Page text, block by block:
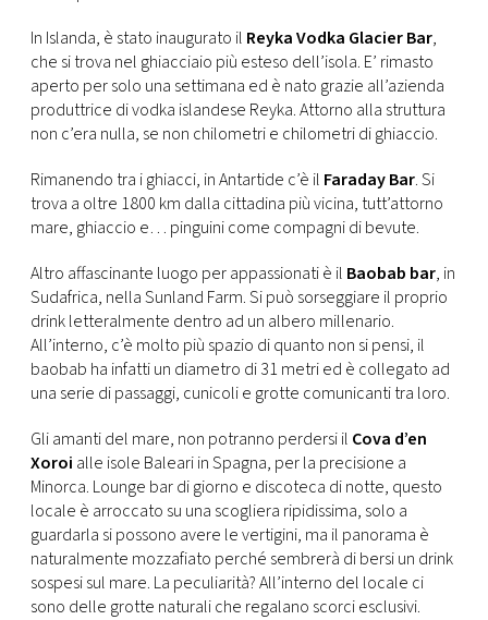
CONSIGLIA
In Islanda, è stato inaugurato il Reyka Vodka Glacier Bar,
che si trova nel ghiacciaio più esteso dell’isola. E’ rimasto
aperto per solo una settimana ed è nato grazie all’azienda
produttrice di vodka islandese Reyka. Attorno alla struttura
non c’era nulla, se non chilometri e chilometri di ghiaccio.
Rimanendo tra i ghiacci, in Antartide c’è il Faraday Bar. Si
trova a oltre 1800 km dalla cittadina più vicina, tutt’attorno
mare, ghiaccio e… pinguini come compagni di bevute.
Altro affascinante luogo per appassionati è il Baobab bar, in
Sudafrica, nella Sunland Farm. Si può sorseggiare il proprio
drink letteralmente dentro ad un albero millenario.
All’interno, c’è molto più spazio di quanto non si pensi, il
baobab ha infatti un diametro di 31 metri ed è collegato ad
una serie di passaggi, cunicoli e grotte comunicanti tra loro.
Gli amanti del mare, non potranno perdersi il Cova d’en
Xoroi alle isole Baleari in Spagna, per la precisione a
Minorca. Lounge bar di giorno e discoteca di notte, questo
locale è arroccato su una scogliera ripidissima, solo a
guardarla si possono avere le vertigini, ma il panorama è
naturalmente mozzafiato perché sembrerà di bersi un drink
sospesi sul mare. La peculiarità? All’interno del locale ci
sono delle grotte naturali che regalano scorci esclusivi.